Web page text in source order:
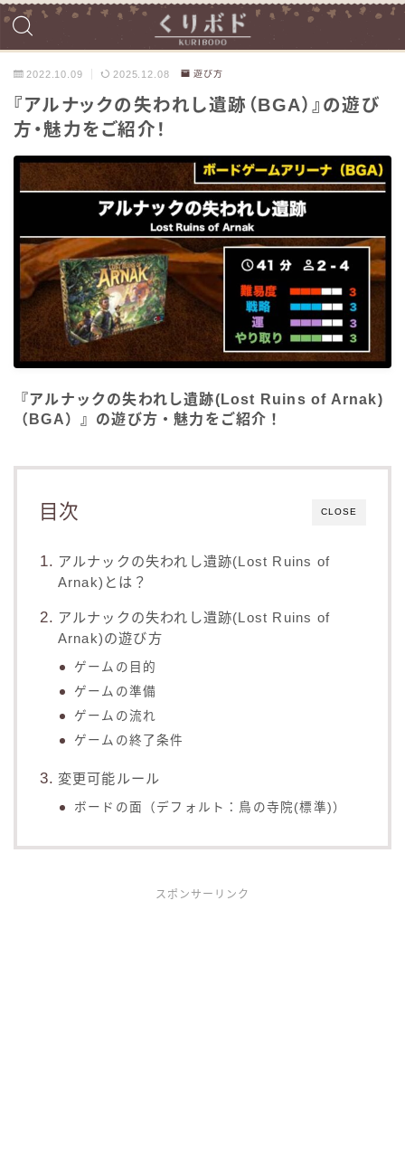
2022.10.09 2025.12.08 遊び方
『アルナックの失われし遺跡（BGA）』の遊び
方・魅力をご紹介！
『アルナックの失われし遺跡(Lost Ruins of Arnak)
（BGA）』の遊び方・魅力をご紹介！
CLOSE
目次
アルナックの失われし遺跡(Lost Ruins of
Arnak)とは？
アルナックの失われし遺跡(Lost Ruins of
Arnak)の遊び方
ゲームの目的
ゲームの準備
ゲームの流れ
ゲームの終了条件
変更可能ルール
ボードの面（デフォルト：鳥の寺院(標準)）
スポンサーリンク